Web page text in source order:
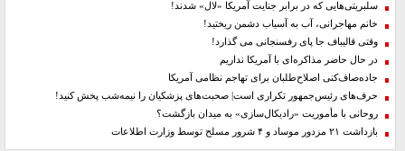
سلبریتی‌هایی که در برابر جنایت آمریکا «لال» شدند!
خانم مهاجرانی، آب به آسیاب دشمن ریختید!
وقتی قالیباف جا پای رفسنجانی می گذارد!
در حال حاضر مذاکره‌ای با آمریکا نداریم
جاده‌صاف‌کنی اصلاح‌طلبان برای تهاجم نظامی آمریکا
حرف‌های رئیس‌جمهور تکراری است| صحبت‌های پزشکیان را نیمه‌شب پخش کنید!
روحانی با مأموریت «رادیکال‌سازی» به میدان بازگشت؟
بازداشت ۲۱ مزدور موساد و ۴ شرور مسلح توسط وزارت اطلاعات